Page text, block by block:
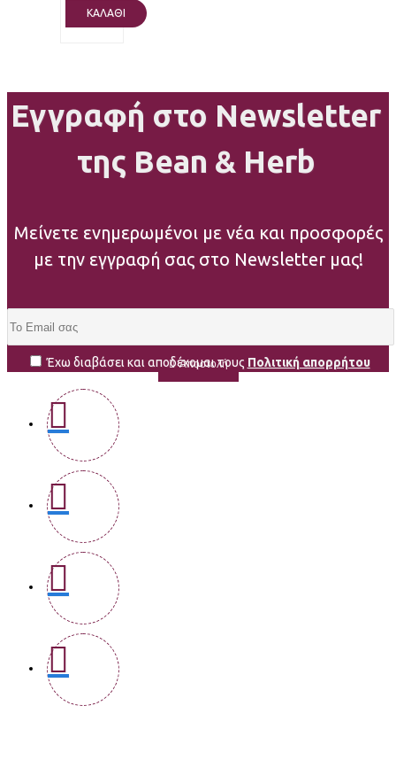
ΚΑΛΆΘΙ
Εγγραφή στο Newsletter
της Bean & Herb
Μείνετε ενημερωμένοι με νέα και προσφορές
με την εγγραφή σας στο Newsletter μας!
Αποστολή
Έχω διαβάσει και αποδέχομαι τους Πολιτική απορρήτου